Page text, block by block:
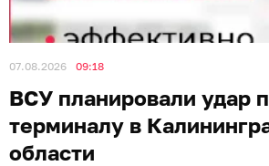
07.08.2026 09:18
ВСУ планировали удар
терминалу в
области